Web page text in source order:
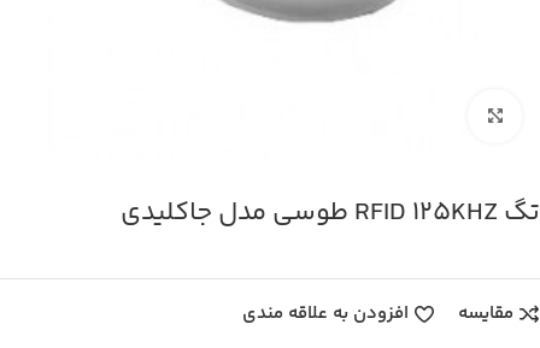
تگ RFID 125KHZ طوسی مدل جاکلیدی
مقایسه
افزودن به علاقه مندی